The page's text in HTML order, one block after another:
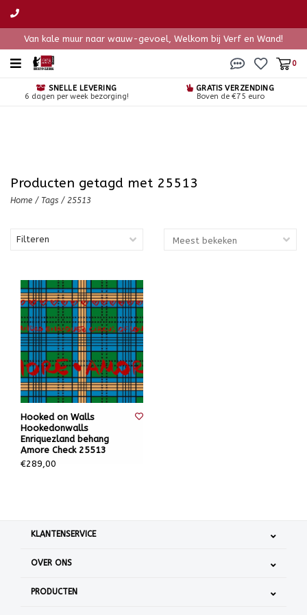
Van kale muur naar wauw-gevoel, Welkom bij Verf en Wand!
0
SNELLE LEVERING
6 dagen per week bezorging!
GRATIS VERZENDING
Boven de €75 euro
Producten getagd met 25513
Home / Tags / 25513
Filteren
Hooked on Walls
Hookedonwalls
Enriquezland behang
Amore Check 25513
€289,00
KLANTENSERVICE
OVER ONS
PRODUCTEN